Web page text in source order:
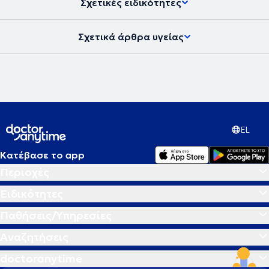
Σχετικές ειδικότητες
Σχετικά άρθρα υγείας
EL
Κατέβασε το app